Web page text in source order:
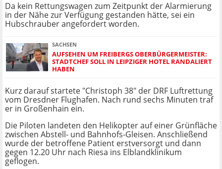
Da kein Rettungswagen zum Zeitpunkt der Alarmierung
in der Nähe zur Verfügung gestanden hätte, sei ein
Hubschrauber angefordert worden.
SACHSEN
AUFSEHEN UM FREIBERGS OBERBÜRGERMEISTER:
STADTCHEF SOLL IN LEIPZIGER HOTEL RANDALIERT
HABEN
Kurz darauf startete "Christoph 38" der DRF Luftrettung
vom Dresdner Flughafen. Nach rund sechs Minuten traf
er in Großenhain ein.
Die Piloten landeten den Helikopter auf einer Grünfläche
zwischen Abstell- und Bahnhofs-Gleisen. Anschließend
wurde der betroffene Patient erstversorgt und dann
gegen 12.20 Uhr nach Riesa ins Elblandklinikum
geflogen.